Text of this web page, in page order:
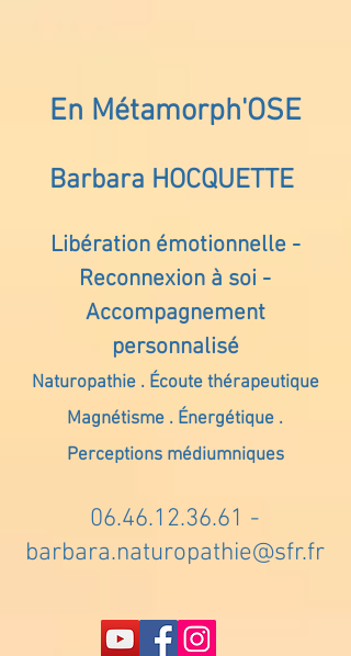
En Métamorph'OSE
Barbara HOCQUETTE
Libération émotionnelle -
Reconnexion à soi -
Accompagnement
personnalisé
Naturopathie . Écoute thérapeutique
Magnétisme . Énergétique .
Perceptions médiumniques
06.46.12.36.61 -
barbara.naturopathie@sfr.fr